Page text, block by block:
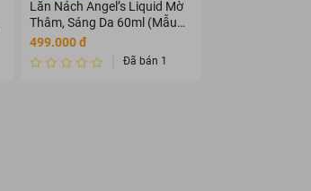
Lăn Nách Angel’s Liquid Mờ
Thâm, Sáng Da 60ml (Mẫu
Mới)
499.000 đ
Đã bán 1